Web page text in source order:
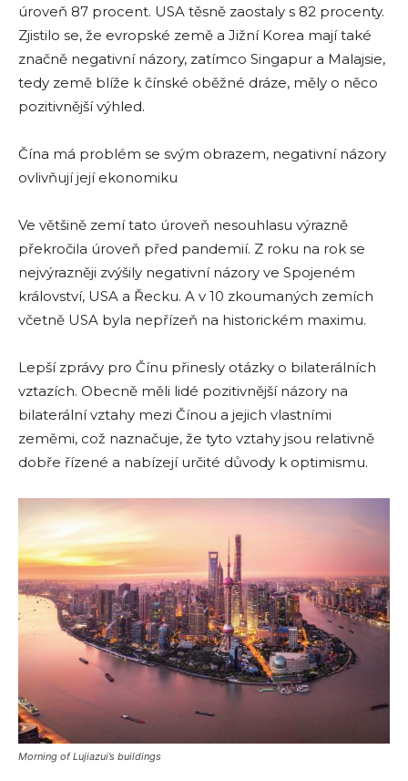
úroveň 87 procent. USA těsně zaostaly s 82 procenty.
Zjistilo se, že evropské země a Jižní Korea mají také
značně negativní názory, zatímco Singapur a Malajsie,
tedy země blíže k čínské oběžné dráze, měly o něco
pozitivnější výhled.
Čína má problém se svým obrazem, negativní názory
ovlivňují její ekonomiku
Ve většině zemí tato úroveň nesouhlasu výrazně
překročila úroveň před pandemií. Z roku na rok se
nejvýrazněji zvýšily negativní názory ve Spojeném
království, USA a Řecku. A v 10 zkoumaných zemích
včetně USA byla nepřízeň na historickém maximu.
Lepší zprávy pro Čínu přinesly otázky o bilaterálních
vztazích. Obecně měli lidé pozitivnější názory na
bilaterální vztahy mezi Čínou a jejich vlastními
zeměmi, což naznačuje, že tyto vztahy jsou relativně
dobře řízené a nabízejí určité důvody k optimismu.
Morning of Lujiazui’s buildings